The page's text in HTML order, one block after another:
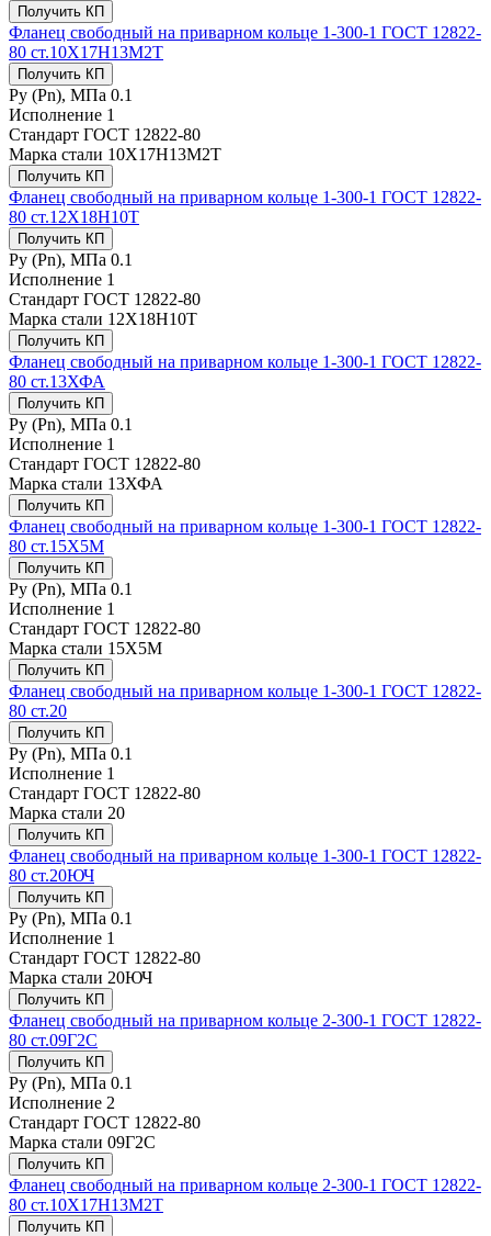
Получить КП
Фланец свободный на приварном кольце 1-300-1 ГОСТ 12822-
80 ст.10Х17Н13М2Т
Получить КП
Ру (Рn), МПа 0.1
Исполнение 1
Стандарт ГОСТ 12822-80
Марка стали 10Х17Н13М2Т
Получить КП
Фланец свободный на приварном кольце 1-300-1 ГОСТ 12822-
80 ст.12Х18Н10Т
Получить КП
Ру (Рn), МПа 0.1
Исполнение 1
Стандарт ГОСТ 12822-80
Марка стали 12Х18Н10Т
Получить КП
Фланец свободный на приварном кольце 1-300-1 ГОСТ 12822-
80 ст.13ХФА
Получить КП
Ру (Рn), МПа 0.1
Исполнение 1
Стандарт ГОСТ 12822-80
Марка стали 13ХФА
Получить КП
Фланец свободный на приварном кольце 1-300-1 ГОСТ 12822-
80 ст.15Х5М
Получить КП
Ру (Рn), МПа 0.1
Исполнение 1
Стандарт ГОСТ 12822-80
Марка стали 15Х5М
Получить КП
Фланец свободный на приварном кольце 1-300-1 ГОСТ 12822-
80 ст.20
Получить КП
Ру (Рn), МПа 0.1
Исполнение 1
Стандарт ГОСТ 12822-80
Марка стали 20
Получить КП
Фланец свободный на приварном кольце 1-300-1 ГОСТ 12822-
80 ст.20ЮЧ
Получить КП
Ру (Рn), МПа 0.1
Исполнение 1
Стандарт ГОСТ 12822-80
Марка стали 20ЮЧ
Получить КП
Фланец свободный на приварном кольце 2-300-1 ГОСТ 12822-
80 ст.09Г2С
Получить КП
Ру (Рn), МПа 0.1
Исполнение 2
Стандарт ГОСТ 12822-80
Марка стали 09Г2С
Получить КП
Фланец свободный на приварном кольце 2-300-1 ГОСТ 12822-
80 ст.10Х17Н13М2Т
Получить КП